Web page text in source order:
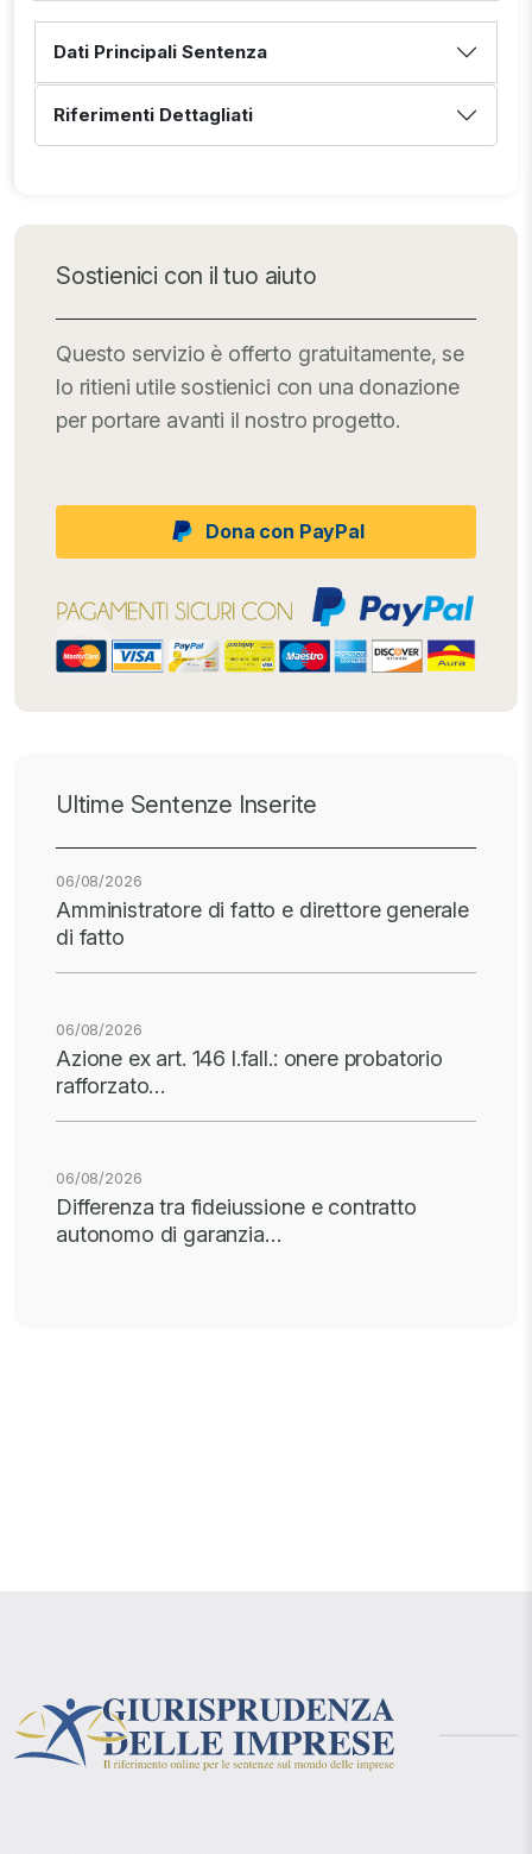
Dati Principali Sentenza
Riferimenti Dettagliati
Sostienici con il tuo aiuto
Questo servizio è offerto gratuitamente, se
lo ritieni utile sostienici con una donazione
per portare avanti il nostro progetto.
Dona con PayPal
Ultime Sentenze Inserite
06/08/2026
Amministratore di fatto e direttore generale
di fatto
06/08/2026
Azione ex art. 146 l.fall.: onere probatorio
rafforzato…
06/08/2026
Differenza tra fideiussione e contratto
autonomo di garanzia…